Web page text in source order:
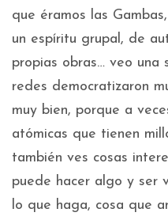
que éramos las
un espíritu grupal, de
propias obras… veo una
redes democratizaron
muy bien, porque a
atómicas que tienen
también ves cosas
puede hacer algo y ser
lo que haga, cosa que